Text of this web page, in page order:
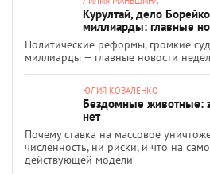
Курултай, дело
миллиарды: главные
Политические реформы, громкие
миллиарды — главные новости
ЮЛИЯ КОВАЛЕНКО
Бездомные животные:
нет
Почему ставка на массовое
численность, ни риски, и что на
действующей модели